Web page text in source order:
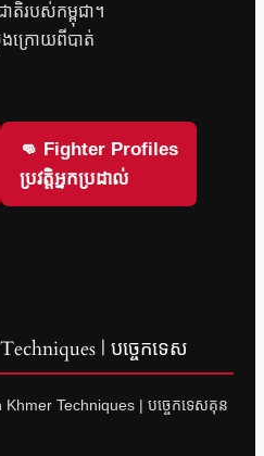
ាតិរបស់កម្ពុជា។
ងក្រោយពីបាត់
👊 Fighter Profiles
ប្រវត្តិអ្នកប្រដាល់
| បច្ចេកទេស
Khmer Techniques | បច្ចេកទេសគុន